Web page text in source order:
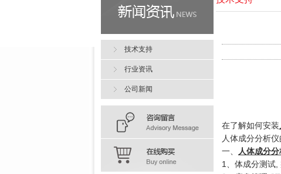
在了解如何安装
人体成分分析
一、
人体成分
1、体成分测试,
技术支持
行业资讯
公司新闻